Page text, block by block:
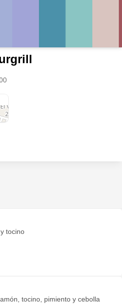
tocino
tocino, pimiento y cebolla